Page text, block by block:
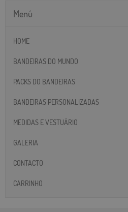
Menú
HOME
BANDEIRAS DO MUNDO
PACKS DO BANDEIRAS
BANDEIRAS PERSONALIZADAS
MEDIDAS E VESTUÁRIO
GALERIA
CONTACTO
CARRINHO